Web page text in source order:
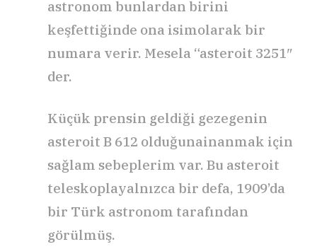
astronom bunlardan birini
keşfettiğinde ona isimolarak bir
numara verir. Mesela “asteroit 3251″
der.
Küçük prensin geldiği gezegenin
asteroit B 612 olduğunainanmak için
sağlam sebeplerim var. Bu asteroit
teleskoplayalnızca bir defa, 1909’da
bir Türk astronom tarafından
görülmüş.